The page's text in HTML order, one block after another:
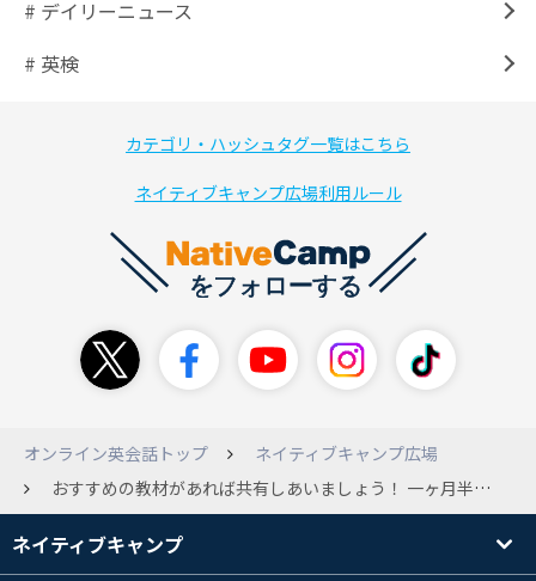
# デイリーニュース
# 英検
カテゴリ・ハッシュタグ一覧はこちら
ネイティブキャンプ広場利用ルール
オンライン英会話トップ
ネイティブキャンプ広場
おすすめの教材があれば共有しあいましょう！ 一ヶ月半で旅行英会話と発音練習は全て終わったくらいのNC初心者ですが、よろしくお願いします！
ネイティブキャンプ